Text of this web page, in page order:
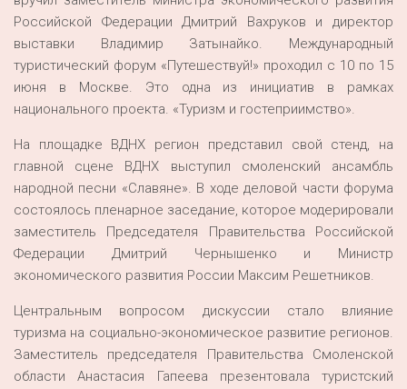
Российской Федерации Дмитрий Вахруков и директор
выставки Владимир Затынайко. Международный
туристический форум «Путешествуй!» проходил с 10 по 15
июня в Москве. Это одна из инициатив в рамках
национального проекта. «Туризм и гостеприимство».
На площадке ВДНХ регион представил свой стенд, на
главной сцене ВДНХ выступил смоленский ансамбль
народной песни «Славяне». В ходе деловой части форума
состоялось пленарное заседание, которое модерировали
заместитель Председателя Правительства Российской
Федерации Дмитрий Чернышенко и Министр
экономического развития России Максим Решетников.
Центральным вопросом дискуссии стало влияние
туризма на социально-экономическое развитие регионов.
Заместитель председателя Правительства Смоленской
области Анастасия Гапеева презентовала туристский